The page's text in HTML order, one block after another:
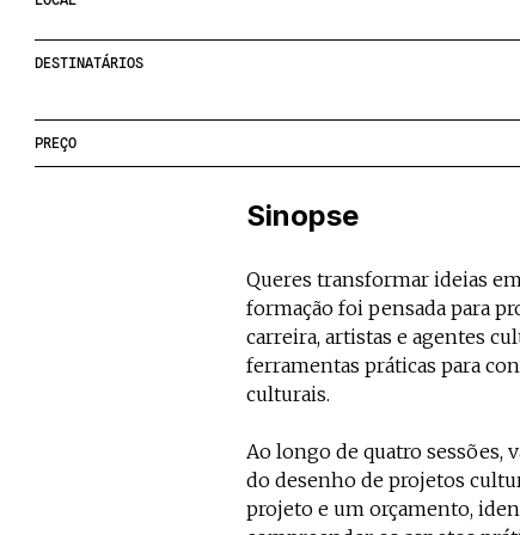
DESTINATÁRIOS
PREÇO
Sinopse
Queres transformar ideias
formação foi pensada para
carreira, artistas e agentes
ferramentas práticas para
culturais.
Ao longo de quatro sessões,
do desenho de projetos
projeto e um orçamento,